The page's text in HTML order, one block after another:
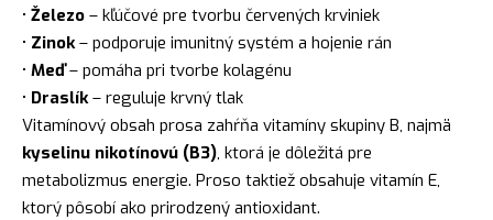
• Železo – kľúčové pre tvorbu červených krviniek
• Zinok– podporuje imunitný systém a hojenie rán
• Meď– pomáha pri tvorbe kolagénu
• Draslík– reguluje krvný tlak
Vitamínový obsah prosa zahŕňa vitamíny skupiny B, najmä
kyselinu nikotínovú (B3), ktorá je dôležitá pre
metabolizmus energie. Proso taktiež obsahuje vitamín E,
ktorý pôsobí ako prirodzený antioxidant.